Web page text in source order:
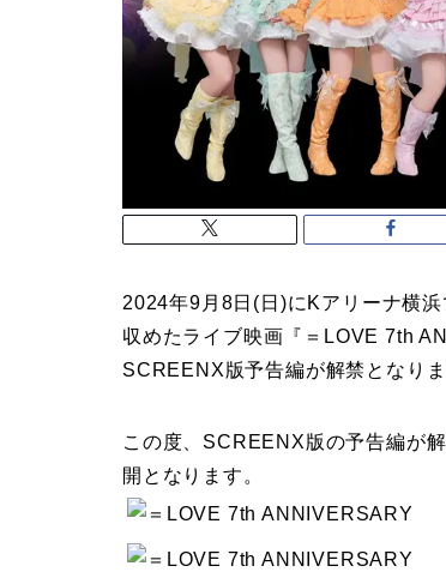
2024年9月8日(日)にKアリーナ横
収めたライブ映画『＝LOVE 7th
SCREENX版予告編が解禁となりま
この度、SCREENX版の予告編が
開となります。